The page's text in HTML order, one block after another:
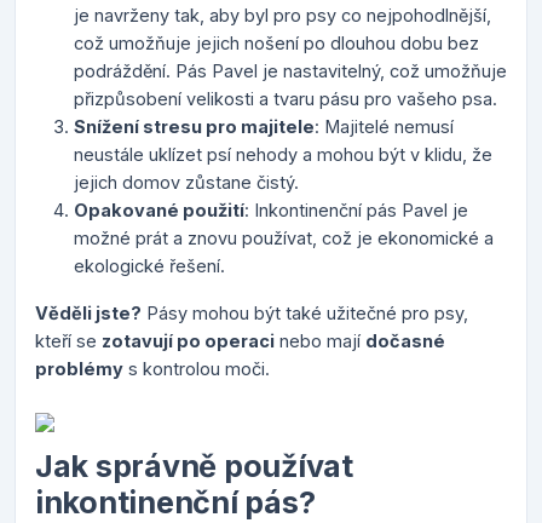
je navrženy tak, aby byl pro psy co nejpohodlnější,
což umožňuje jejich nošení po dlouhou dobu bez
podráždění. Pás Pavel je nastavitelný, což umožňuje
přizpůsobení velikosti a tvaru pásu pro vašeho psa.
Snížení stresu pro majitele: Majitelé nemusí
neustále uklízet psí nehody a mohou být v klidu, že
jejich domov zůstane čistý.
Opakované použití: Inkontinenční pás Pavel je
možné prát a znovu používat, což je ekonomické a
ekologické řešení.
Věděli jste? Pásy mohou být také užitečné pro psy,
kteří se zotavují po operaci nebo mají dočasné
problémy s kontrolou moči.
Jak správně používat
inkontinenční pás?